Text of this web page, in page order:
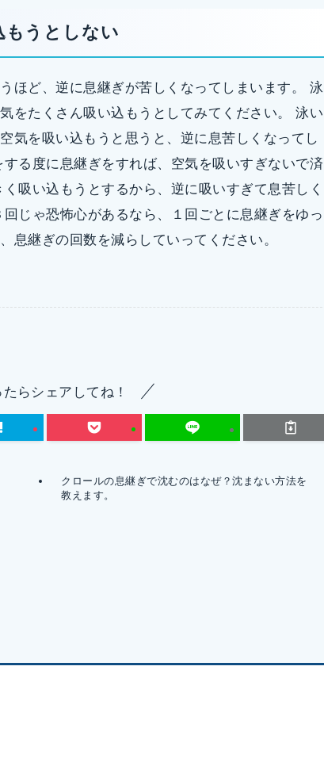
もうとしない
ほど、逆に息継ぎが苦しくなってしまいます。 泳
をたくさん吸い込もうとしてみてください。 泳い
気を吸い込もうと思うと、逆に息苦しくなってし
る度に息継ぎをすれば、空気を吸いすぎないで済
吸い込もうとするから、逆に吸いすぎて息苦しく
じゃ恐怖心があるなら、１回ごとに息継ぎをゆっ
息継ぎの回数を減らしていってください。
たらシェアしてね！
クロールの息継ぎで沈むのはなぜ？沈まない方法を
教えます。